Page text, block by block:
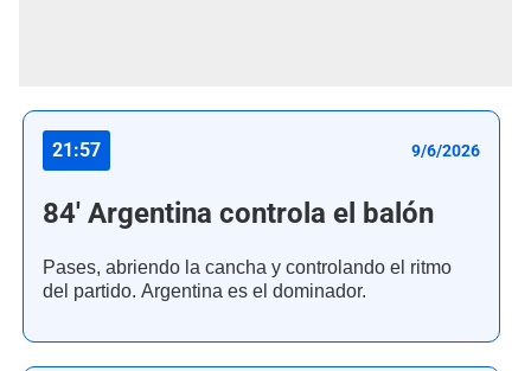
21:57 9/6/2026
84' Argentina controla el balón
Pases, abriendo la cancha y controlando el ritmo
del partido. Argentina es el dominador.